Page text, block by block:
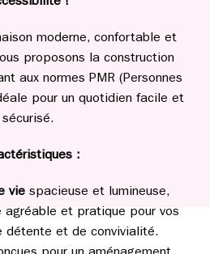
moderne, confortable et
proposons la construction
aux normes PMR (Personnes
pour un quotidien facile et
sécurisé.
:
viespacieuse et lumineuse,
agréable et pratique pour vos
détente et de convivialité.